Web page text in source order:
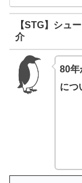
【STG】シュ
介
80年
につ